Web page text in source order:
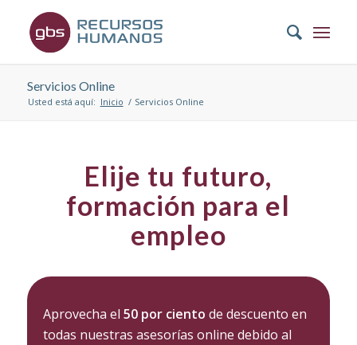
Servicios Online
Usted está aquí: Inicio / Servicios Online
Elije tu futuro,
formación para el
empleo
Aprovecha el 50 por ciento de descuento en
todas nuestras asesorías online debido al